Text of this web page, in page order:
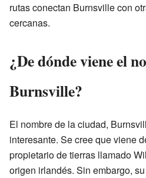
rutas conectan Burnsville con
cercanas.
¿De dónde viene el
Burnsville?
El nombre de la ciudad,
interesante. Se cree que viene
propietario de tierras llamado
origen irlandés. Sin embargo,